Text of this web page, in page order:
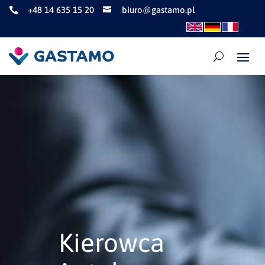
 +48 14 635 15 20  biuro@gastamo.pl
Kierowca